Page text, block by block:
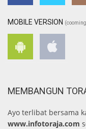
MOBILE VERSION
MEMBANGUN
Ayo terlibat bersama
www.infotoraja.com